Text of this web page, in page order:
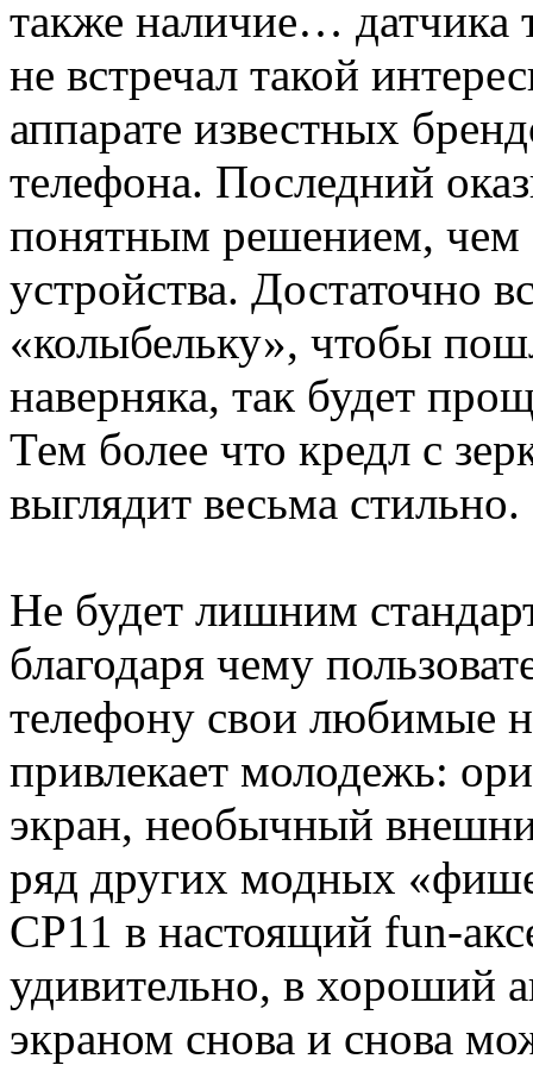
также наличие… датчика
не встречал такой
аппарате известных
телефона. Последний
понятным решением, чем
устройства. Достаточно
«колыбельку», чтобы
наверняка, так будет
Тем более что кредл с
выглядит весьма стильно.
Не будет лишним
благодаря чему
телефону свои любимые
привлекает молодежь:
экран, необычный
ряд других модных
CP11 в настоящий fun-
удивительно, в хороший
экраном снова и снова